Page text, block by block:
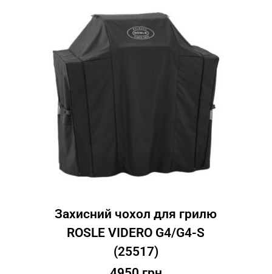
Захисний чохол для грилю
ROSLE VIDERO G4/G4-S
(25517)